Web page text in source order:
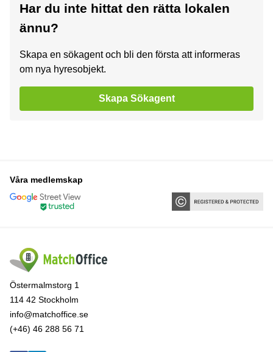
Har du inte hittat den rätta lokalen
ännu?
Skapa en sökagent och bli den första att informeras
om nya hyresobjekt.
Skapa Sökagent
Våra medlemskap
Östermalmstorg 1
114 42 Stockholm
info@matchoffice.se
(+46) 46 288 56 71